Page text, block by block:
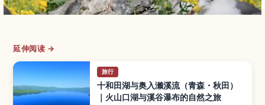
延伸阅读 →
旅行
十和田湖与奥入濑溪流（青森・秋田）
｜火山口湖与溪谷瀑布的自然之旅